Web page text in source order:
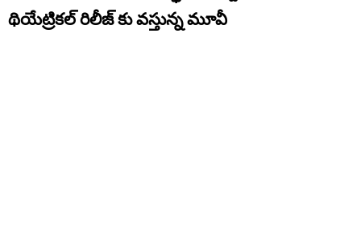
థియేట్రికల్ రిలీజ్ కు వస్తున్న మూవీ